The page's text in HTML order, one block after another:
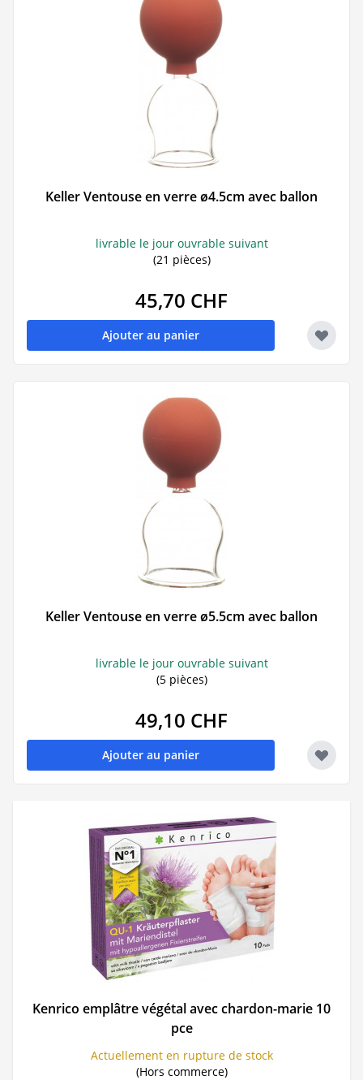
Keller Ventouse en verre ø4.5cm avec ballon
livrable le jour ouvrable suivant
(21 pièces)
45,70 CHF
Ajouter au panier
Keller Ventouse en verre ø5.5cm avec ballon
livrable le jour ouvrable suivant
(5 pièces)
49,10 CHF
Ajouter au panier
Kenrico emplâtre végétal avec chardon-marie 10
pce
Actuellement en rupture de stock
(Hors commerce)